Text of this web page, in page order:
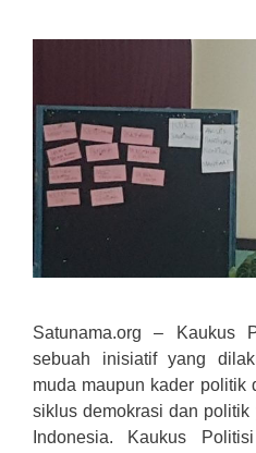
Satunama.org – Kaukus
sebuah inisiatif yang
muda maupun kader politik
siklus demokrasi dan
Indonesia. Kaukus